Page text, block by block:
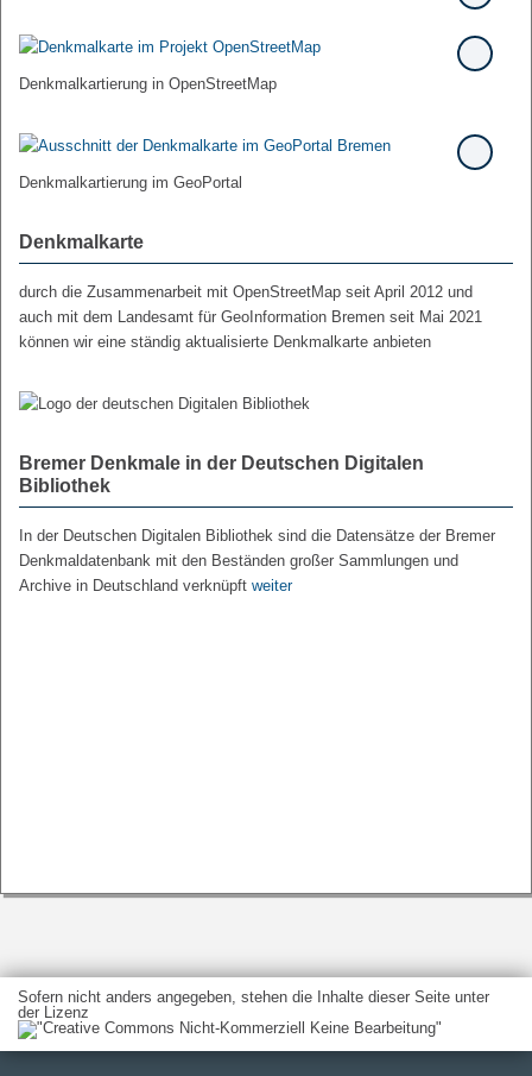
Denkmalkartierung in OpenStreetMap
Denkmalkartierung im GeoPortal
Denkmalkarte
durch die Zusammenarbeit mit OpenStreetMap seit April 2012 und
auch mit dem Landesamt für GeoInformation Bremen seit Mai 2021
können wir eine ständig aktualisierte Denkmalkarte anbieten
Bremer Denkmale in der Deutschen Digitalen
Bibliothek
In der Deutschen Digitalen Bibliothek sind die Datensätze der Bremer
Denkmaldatenbank mit den Beständen großer Sammlungen und
Archive in Deutschland verknüpft weiter
Sofern nicht anders angegeben, stehen die Inhalte dieser Seite unter
der Lizenz